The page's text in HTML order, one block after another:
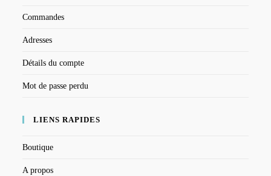
Commandes
Adresses
Détails du compte
Mot de passe perdu
LIENS RAPIDES
Boutique
A propos